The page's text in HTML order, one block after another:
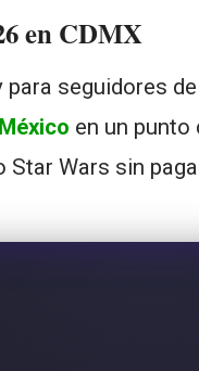
en CDMX
para seguidores de
en un punto
Wars sin